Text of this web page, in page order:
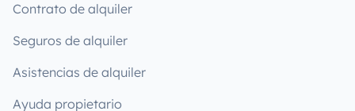
Contrato de alquiler
Seguros de alquiler
Asistencias de alquiler
Ayuda propietario